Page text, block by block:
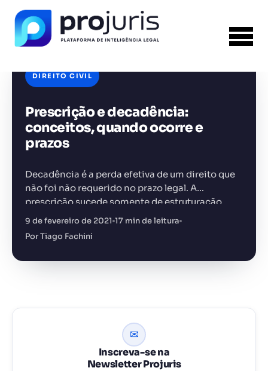
DIREITO CIVIL
Prescrição e decadência:
conceitos, quando ocorre e
prazos
Decadência é a perda efetiva de um direito que
não foi não requerido no prazo legal. A
prescrição sucede somente de estruturação
legal, já a decadência sucede da lei, do
9 de fevereiro de 2021 17 min de leitura
Por Tiago Fachini
✉
Inscreva-se na
Newsletter Projuris
FERRAMENTA RECOMENDADA PARA ESTE
CONTEÚDO
Sumarizador de Contratos
+14.000 juristas